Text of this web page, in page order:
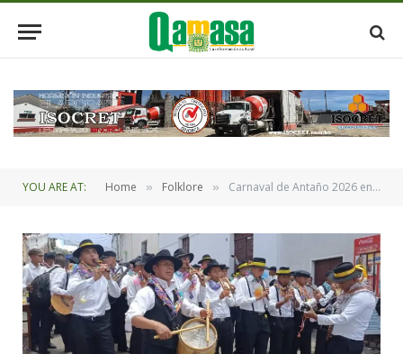
YOU ARE AT: Home » Folklore » Carnaval de Antaño 2026 en Sucre ya tiene sus ganadores